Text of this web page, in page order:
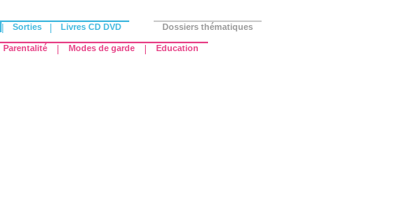
Sorties Livres CD DVD Dossiers thématiques
Parentalité Modes de garde Education